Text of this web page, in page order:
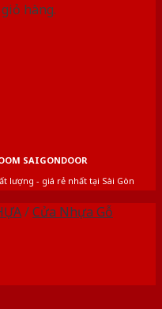
hàng.
SAIGONDOOR
lượng - giá rẻ nhất tại Sài Gòn
/Cửa Nhựa Gỗ